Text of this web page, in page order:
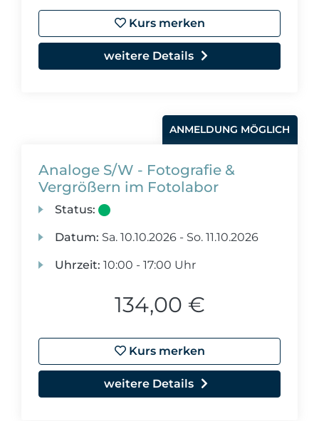
Kurs merken
weitere Details
ANMELDUNG MÖGLICH
Analoge S/W - Fotografie &
Vergrößern im Fotolabor
Status:
Datum: Sa. 10.10.2026 - So. 11.10.2026
Uhrzeit: 10:00 - 17:00 Uhr
134,00 €
Kurs merken
weitere Details